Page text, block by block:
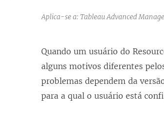
Aplica-se a: Tableau Advanced
Quando um usuário do
alguns motivos diferentes
problemas dependem da
para a qual o usuário está